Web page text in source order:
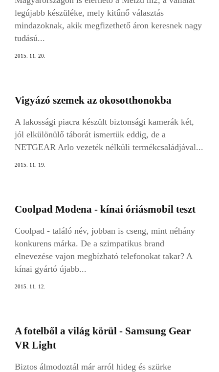
legújabb készüléke, mely kitűnő választás
mindazoknak, akik megfizethető áron keresnek nagy
tudású...
2015. 11. 20.
Vigyázó szemek az okosotthonokba
A lakossági piacra készült biztonsági kamerák két,
jól elkülönülő táborát ismertük eddig, de a
NETGEAR Arlo vezeték nélküli termékcsaládjával...
2015. 11. 19.
Coolpad Modena - kínai óriásmobil teszt
Coolpad - találó név, jobban is cseng, mint néhány
konkurens márka. De a szimpatikus brand
elnevezése vajon megbízható telefonokat takar? A
kínai gyártó újabb...
2015. 11. 12.
A fotelből a világ körül - Samsung Gear
VR Light
Biztos álmodoztál már arról hideg és szürke